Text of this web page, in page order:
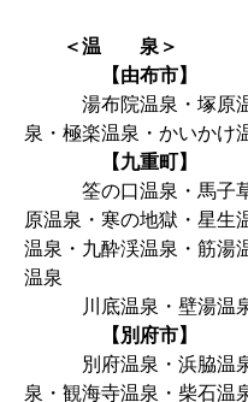
＜温 泉＞
【由布市】
湯布院温泉・塚原温
泉・極楽温泉・かいかけ
【九重町】
筌の口温泉・馬子
原温泉・ 寒の地獄・ 星生
温泉・九酔渓温泉・ 筋湯
温泉
川底温泉・壁湯温
【別府市】
別府温泉・浜脇温泉
泉・観海寺温泉・ 柴石温